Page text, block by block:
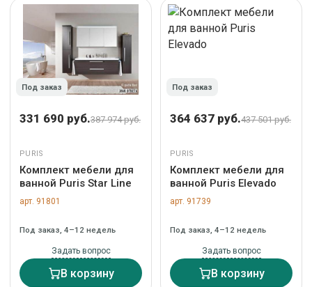
Под заказ
331 690 руб.387 974 руб.
PURIS
Комплект мебели для
ванной Puris Star Line
арт. 91801
Под заказ, 4–12 недель
Задать вопрос
В корзину
Под заказ
364 637 руб.437 501 руб.
PURIS
Комплект мебели для
ванной Puris Elevado
арт. 91739
Под заказ, 4–12 недель
Задать вопрос
В корзину